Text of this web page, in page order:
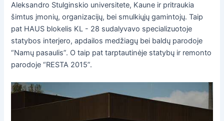
Aleksandro Stulginskio universitete, Kaune ir pritraukia
šimtus įmonių, organizacijų, bei smulkiųjų gamintojų. Taip
pat HAUS blokelis KL - 28 sudalyvavo specializuotoje
statybos interjero, apdailos medžiagų bei baldų parodoje
“Namų pasaulis”. O taip pat tarptautinėje statybų ir remonto
parodoje “RESTA 2015”.